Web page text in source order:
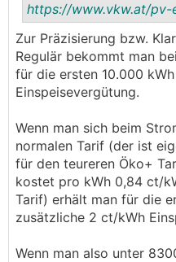
..
https://www.vkw.at/pv-
Zur Präzisierung bzw.
Regulär bekommt man
für die ersten 10.000
Einspeisevergütung.
Wenn man sich beim
normalen Tarif (der ist
für den teureren Öko+
kostet pro kWh 0,84 ct/
Tarif) erhält man für die
zusätzliche 2 ct/kWh
Wenn man also unter